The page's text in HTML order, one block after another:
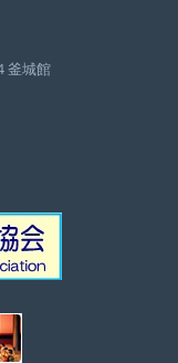
釜城館